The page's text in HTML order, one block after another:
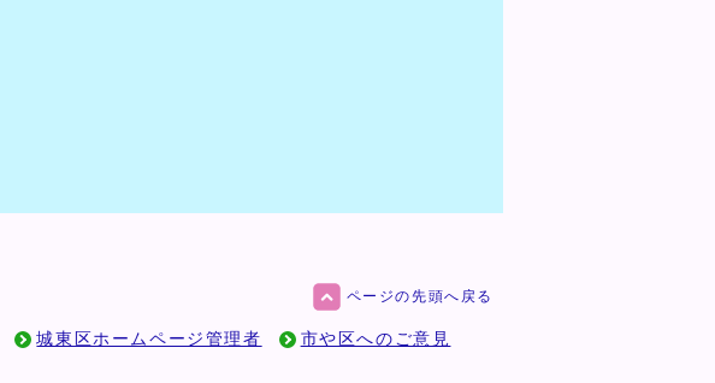
ページの先頭へ戻る
城東区ホームページ管理者
市や区へのご意見